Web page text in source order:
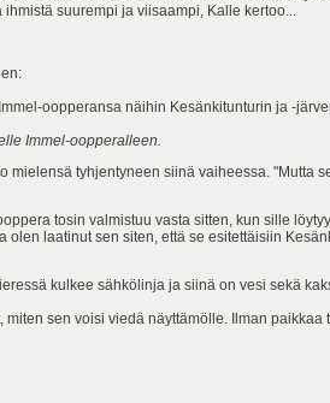
suurempi ja viisaampi, Kalle kertoo...
oopperansa näihin Kesänkitunturin ja -
Immel-oopperalleen.
tyhjentyneen siinä vaiheessa. "Mutta
tosin valmistuu vasta sitten, kun sille
laatinut sen siten, että se esitettäisiin
kulkee sähkölinja ja siinä on vesi sekä
sen voisi viedä näyttämölle. Ilman